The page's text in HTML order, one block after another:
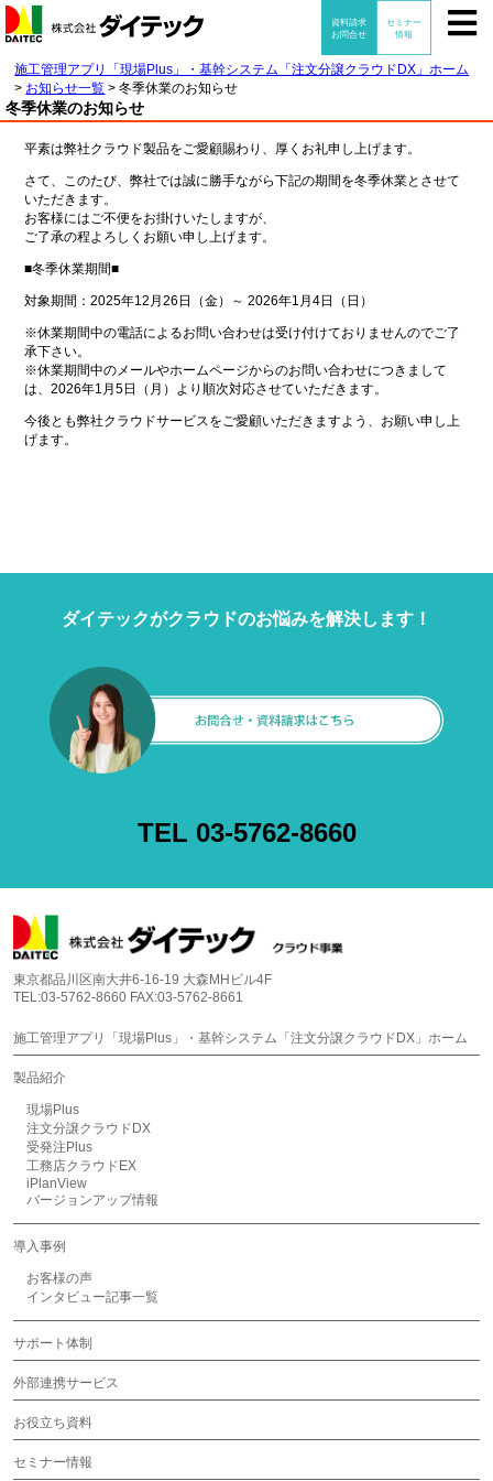
施工管理アプリ「現場Plus」・基幹システム「注文分譲クラウドDX」ホーム
> お知らせ一覧 >冬季休業のお知らせ
冬季休業のお知らせ
平素は弊社クラウド製品をご愛顧賜わり、厚くお礼申し上げます。
さて、このたび、弊社では誠に勝手ながら下記の期間を冬季休業とさせて
いただきます。
お客様にはご不便をお掛けいたしますが、
ご了承の程よろしくお願い申し上げます。
■冬季休業期間■
対象期間：2025年12月26日（金）～ 2026年1月4日（日）
※休業期間中の電話によるお問い合わせは受け付けておりませんのでご了
承下さい。
※休業期間中のメールやホームページからのお問い合わせにつきまして
は、2026年1月5日（月）より順次対応させていただきます。
今後とも弊社クラウドサービスをご愛顧いただきますよう、お願い申し上
げます。
ダイテックがクラウドのお悩みを解決します！
TEL 03-5762-8660
東京都品川区南大井6-16-19 大森MHビル4F
TEL:03-5762-8660 FAX:03-5762-8661
施工管理アプリ「現場Plus」・基幹システム「注文分譲クラウドDX」ホーム
製品紹介
現場Plus
注文分譲クラウドDX
受発注Plus
工務店クラウドEX
iPlanView
バージョンアップ情報
導入事例
お客様の声
インタビュー記事一覧
サポート体制
外部連携サービス
お役立ち資料
セミナー情報